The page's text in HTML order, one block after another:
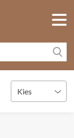
Kies